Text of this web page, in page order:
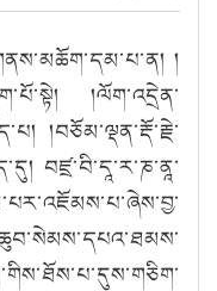
།
།ལོག་འདྲེན་
།བཅོམ་ལྡན་རྡོ་རྗེ་
བཛྲ་བི་དཱ་ར་ཎ་ནཱ་